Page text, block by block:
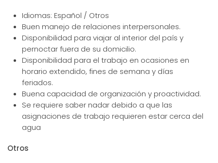
Idiomas: Español / Otros
Buen manejo de relaciones interpersonales.
Disponibilidad para viajar al interior del país y
pernoctar fuera de su domicilio.
Disponibilidad para el trabajo en ocasiones en
horario extendido, fines de semana y días
feriados.
Buena capacidad de organización y proactividad.
Se requiere saber nadar debido a que las
asignaciones de trabajo requieren estar cerca del
agua
Otros